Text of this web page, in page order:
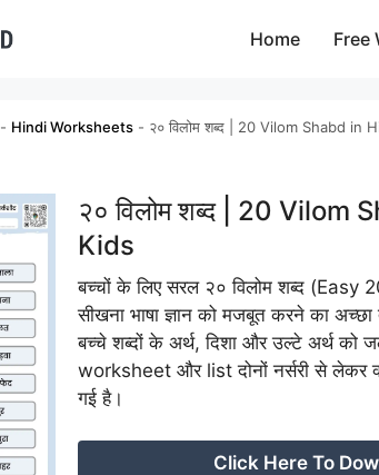
Home Free
- Hindi Worksheets - २० विलोम शब्द | 20 Vilom Shabd in
२० विलोम शब्द | 20 Vilom
Kids
बच्चों के लिए सरल २० विलोम शब्द
सीखना भाषा ज्ञान को मजबूत करने का
बच्चे शब्दों के अर्थ, दिशा और उल्टे अर्थ को
worksheet और list दोनों नर्सरी से लेकर
गई है।
Click Here To